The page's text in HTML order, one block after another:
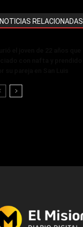
NOTICIAS RELACIONADAS